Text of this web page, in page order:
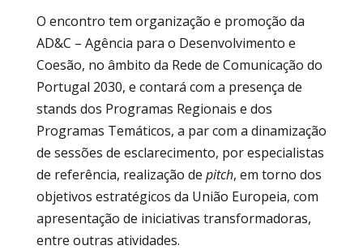
O encontro tem organização e promoção da
AD&C – Agência para o Desenvolvimento e
Coesão, no âmbito da Rede de Comunicação do
Portugal 2030, e contará com a presença de
stands dos Programas Regionais e dos
Programas Temáticos, a par com a dinamização
de sessões de esclarecimento, por especialistas
de referência, realização de pitch, em torno dos
objetivos estratégicos da União Europeia, com
apresentação de iniciativas transformadoras,
entre outras atividades.